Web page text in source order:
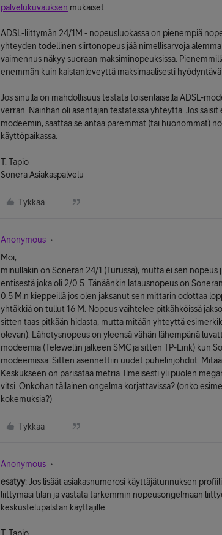
palvelukuvauksen mukaiset.
ADSL-liittymän 24/1M - nopeusluokassa on pienempiä
yhteyden todellinen siirtonopeus jää nimellisarvoja
vaimennus näkyy suoraan maksiminopeuksissa.
enemmän kuin kaistanleveyttä maksimaalisesti
Jos sinulla on mahdollisuus testata toisenlaisella ADSL-
verran. Näinhän oli asentajan testatessa yhteyttä. Jos
modeemin, saattaa se antaa paremmat (tai huonommat)
käyttöpaikassa.
T. Tapio
Sonera Asiakaspalvelu
Tykkää
Anonymous
Moi,
minullakin on Soneran 24/1 (Turussa), mutta ei sen
entisestä joka oli 2/0.5. Tänäänkin latausnopeus on
0.5 M:n kieppeillä jos olen jaksanut sen mittarin odottaa
yhtäkkiä on tullut 16 M. Nopeus vaihtelee pitkähköissä
sitten taas pitkään hidasta, mutta mitään yhteyttä
olevan). Lähetysnopeus on yleensä vähän lähempänä
modeemia (Telewellin jälkeen SMC ja sitten TP-Link) kun
modeemissa. Sitten asennettiin uudet puhelinjohdot.
Keskukseen on parisataa metriä. Ilmeisesti yli puolen
vitsi. Onkohan tällainen ongelma korjattavissa? (onko
kokemuksia?)
Tykkää
Anonymous
esatyy: Jos lisäät asiakasnumerosi käyttäjätunnuksen
liittymäsi tilan ja vastata tarkemmin nopeusongelmaan
keskustelupalstan käyttäjille.